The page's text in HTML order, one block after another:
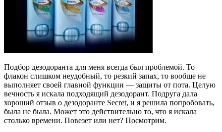
Подбор дезодоранта для меня всегда был проблемой. То
флакон слишком неудобный, то резкий запах, то вообще не
выполняет своей главной функции — защиты от пота. Целую
вечность я искала подходящий дезодорант. Подруга дала
хороший отзыв о дезодоранте Secret, и я решила попробовать,
была не была. Может это действительно то, что я искала
столько времени. Повезет или нет? Посмотрим.